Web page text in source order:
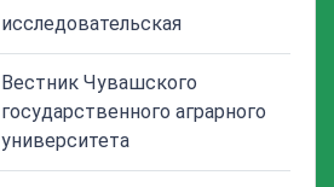
исследовательская
Вестник Чувашского
государственного аграрного
университета